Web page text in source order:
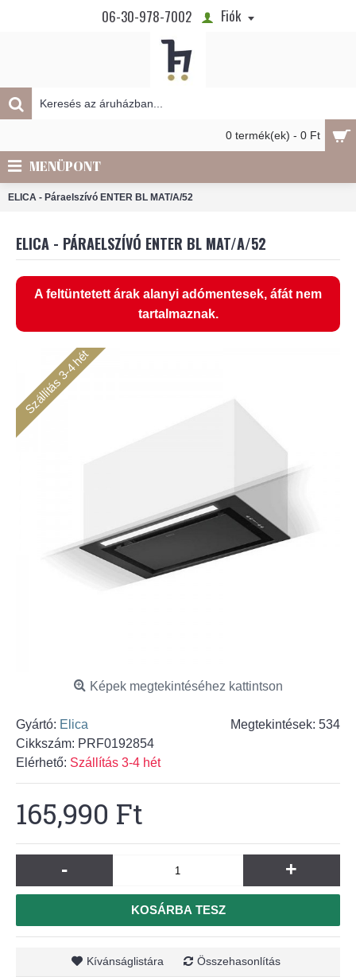
06-30-978-7002 Fiók
0 termék(ek) - 0 Ft
MENÜPONT
ELICA - Páraelszívó ENTER BL MAT/A/52
ELICA - PÁRAELSZÍVÓ ENTER BL MAT/A/52
A feltüntetett árak alanyi adómentesek, áfát nem
tartalmaznak.
Szállítás 3-4 hét
Képek megtekintéséhez kattintson
Megtekintések: 534
Gyártó: Elica
Cikkszám: PRF0192854
Elérhető: Szállítás 3-4 hét
165,990 Ft
- +
KOSÁRBA TESZ
Kívánságlistára Összehasonlítás